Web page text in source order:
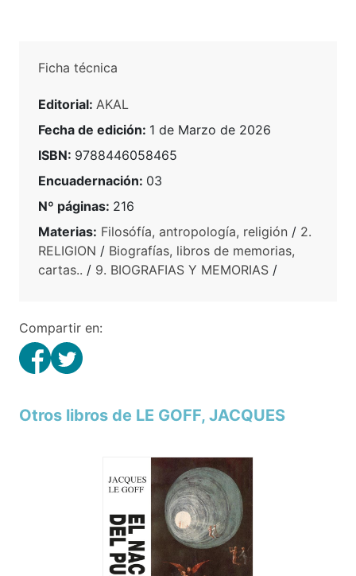
Ficha técnica
Editorial: AKAL
Fecha de edición: 1 de Marzo de 2026
ISBN: 9788446058465
Encuadernación: 03
Nº páginas: 216
Materias: Filosófía, antropología, religión / 2.
RELIGION / Biografías, libros de memorias,
cartas.. / 9. BIOGRAFIAS Y MEMORIAS /
Compartir en:
Otros libros de LE GOFF, JACQUES